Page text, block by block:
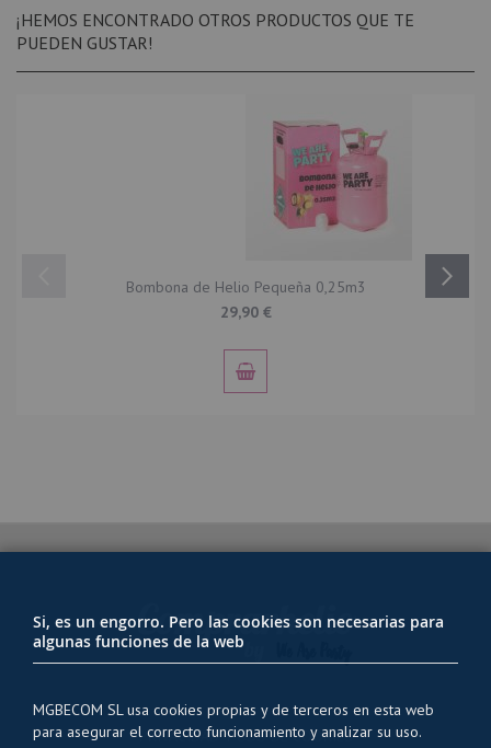
¡HEMOS ENCONTRADO OTROS PRODUCTOS QUE TE
PUEDEN GUSTAR!
Bombona de Helio Pequeña 0,25m3
29,90 €
PRIVACIDAD Y USO DE COOKIES
Si, es un engorro. Pero las cookies son necesarias para
algunas funciones de la web
MGBECOM SL usa cookies propias y de terceros en esta web
para asegurar el correcto funcionamiento y analizar su uso.